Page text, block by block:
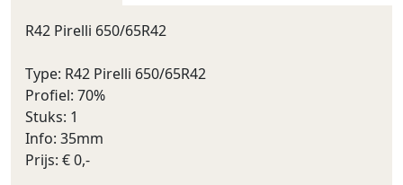
R42 Pirelli 650/65R42
Type: R42 Pirelli 650/65R42
Profiel: 70%
Stuks: 1
Info: 35mm
Prijs: € 0,-